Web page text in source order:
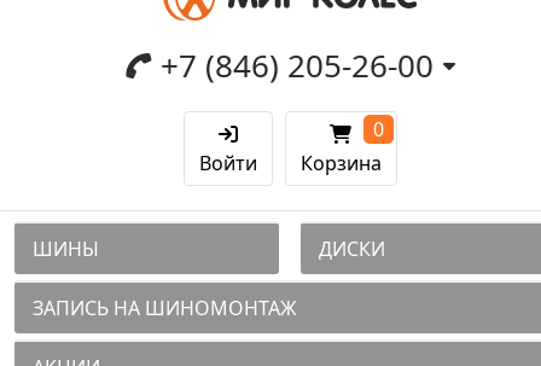
+7 (846) 205-26-00
Войти Корзина
0
ШИНЫ ДИСКИ
ЗАПИСЬ НА ШИНОМОНТАЖ